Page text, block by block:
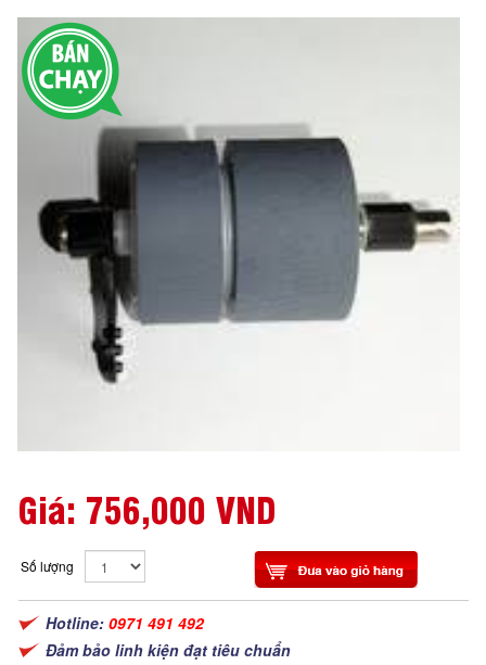
Giá: 756,000 VND
Số lượng
Hotline: 0971 491 492
Đảm bảo linh kiện đạt tiêu chuẩn